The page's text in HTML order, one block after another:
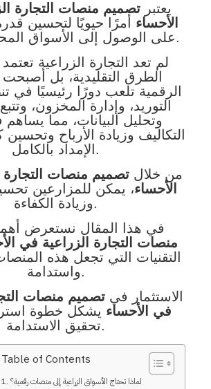
يعتبرتصميم منصات التجارة
الأحساء أمرًا حيويًا لتحسين
على الوصول إلى الأسواق المحلية والدولية.
لم تعد التجارة الزراعية
الطرق التقليدية، بل
الرقمية تلعب دورًا رئيسيًا في
التوريد، وإدارة المخزون،
وتحليل البيانات، مما
التكاليف وزيادة الأرباح
الإمداد بالكامل.
من خلالتصميم منصات التجارة
الأحساء، يمكن للمزارعين
وزيادة الكفاءة.
في هذا المقال نستعرض
منصات التجارة الزراعية في
التقنيات التي تجعل هذه
واستدامة.
الاستثمار في تصميم منصات
في الأحساء يشكل خطوة
تحقيق الاستدامة.
Table of Contents
لماذا تحتاج الأسواق الزراعية إلى منصات رقمية؟